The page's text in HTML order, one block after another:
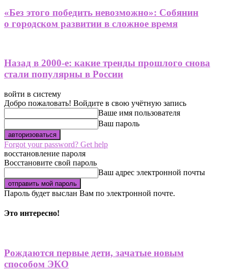
«Без этого победить невозможно»: Собянин
о городском развитии в сложное время
Назад в 2000-е: какие тренды прошлого снова
стали популярны в России
войти в систему
Добро пожаловать! Войдите в свою учётную запись
Ваше имя пользователя
Ваш пароль
Forgot your password? Get help
восстановление пароля
Восстановите свой пароль
Ваш адрес электронной почты
Пароль будет выслан Вам по электронной почте.
Это интересно!
Рождаются первые дети, зачатые новым
способом ЭКО